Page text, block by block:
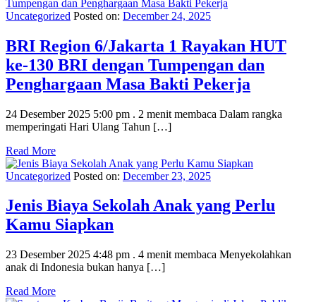
Uncategorized Posted on: December 24, 2025
BRI Region 6/Jakarta 1 Rayakan HUT
ke-130 BRI dengan Tumpengan dan
Penghargaan Masa Bakti Pekerja
24 Desember 2025 5:00 pm . 2 menit membaca Dalam rangka
memperingati Hari Ulang Tahun […]
Read More
Uncategorized Posted on: December 23, 2025
Jenis Biaya Sekolah Anak yang Perlu
Kamu Siapkan
23 Desember 2025 4:48 pm . 4 menit membaca Menyekolahkan
anak di Indonesia bukan hanya […]
Read More